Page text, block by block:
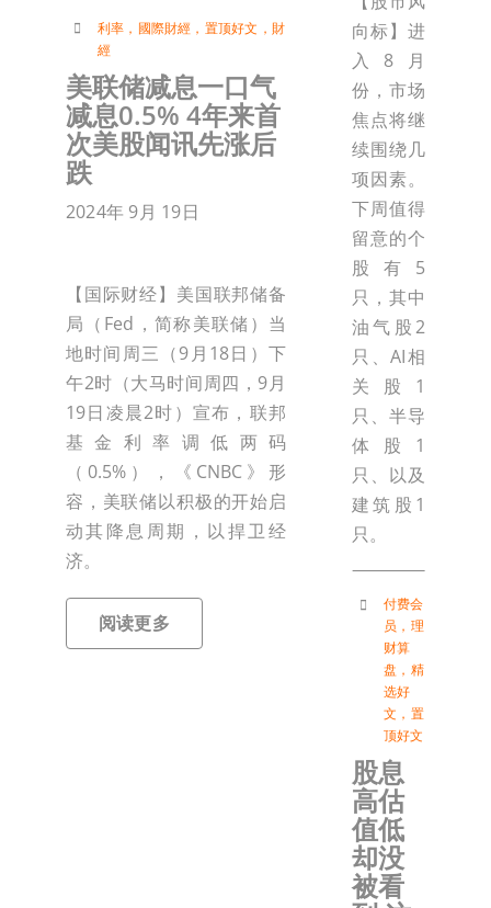
利率 ， 國際財經 ， 置顶好文 ， 財
經
美联储减息一口气
减息0.5% 4年来首
次美股闻讯先涨后
跌
2024年 9月 19日
【国际财经】美国联邦储备
局（Fed，简称美联储）当
地时间周三（9月18日）下
午2时（大马时间周四，9月
19日凌晨2时）宣布，联邦
基金利率调低两码
（0.5%），《CNBC》形
容，美联储以积极的开始启
动其降息周期，以捍卫经
济。
阅读更多
向标】进
入8月
份，市场
焦点将继
续围绕几
项因素。
下周值得
留意的个
股有5
只，其中
油气股2
只、AI相
关股1
只、半导
体股1
只、以及
建筑股1
只。
付费会
员 ， 理
财算
盘 ， 精
选好
文 ， 置
顶好文
股息
高估
值低
却没
被看